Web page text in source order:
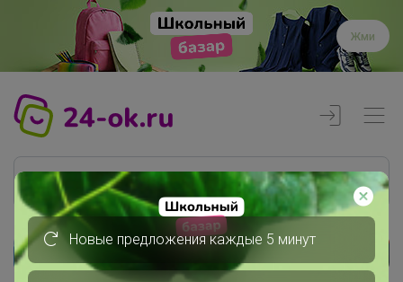
Жми
Реклама
Новые предложения каждые 5 минут